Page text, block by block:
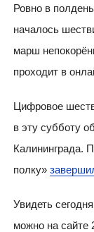
Ровно в
началось
марш
проходит в
Цифровое
в эту субботу
Калининграда.
полку»
Увидеть
можно на сайте